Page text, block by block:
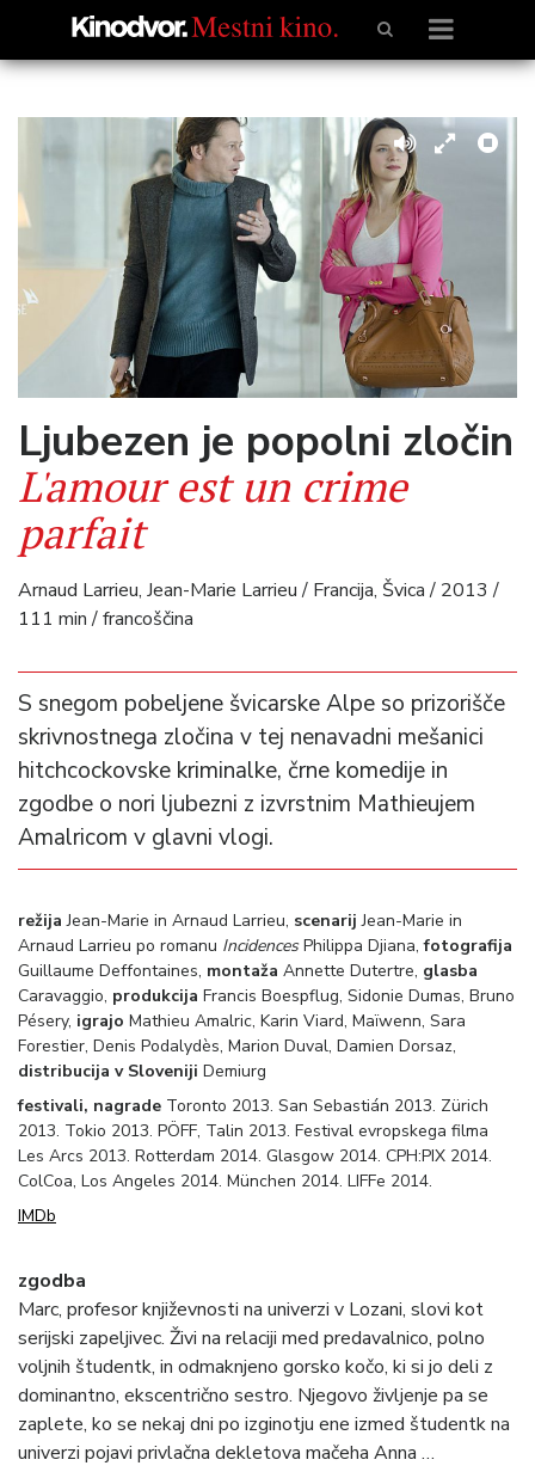
Ljubezen je popolni zločin
L'amour est un crime
parfait
Arnaud Larrieu, Jean-Marie Larrieu / Francija, Švica / 2013 /
111 min / francoščina
S snegom pobeljene švicarske Alpe so prizorišče
skrivnostnega zločina v tej nenavadni mešanici
hitchcockovske kriminalke, črne komedije in
zgodbe o nori ljubezni z izvrstnim Mathieujem
Amalricom v glavni vlogi.
režijaJean-Marie in Arnaud Larrieu, scenarijJean-Marie in
Arnaud Larrieu po romanu IncidencesPhilippa Djiana,fotografija
Guillaume Deffontaines, montaža Annette Dutertre, glasba
Caravaggio, produkcija Francis Boespflug, Sidonie Dumas, Bruno
Pésery, igrajo Mathieu Amalric, Karin Viard, Maïwenn, Sara
Forestier, Denis Podalydès, Marion Duval, Damien Dorsaz,
distribucija v Sloveniji Demiurg
festivali, nagrade Toronto 2013. San Sebastián 2013. Zürich
2013. Tokio 2013. PÖFF, Talin 2013. Festival evropskega filma
Les Arcs 2013. Rotterdam 2014. Glasgow 2014. CPH:PIX 2014.
ColCoa, Los Angeles 2014. München 2014. LIFFe 2014.
IMDb
zgodba
Marc, profesor književnosti na univerzi v Lozani, slovi kot
serijski zapeljivec. Živi na relaciji med predavalnico, polno
voljnih študentk, in odmaknjeno gorsko kočo, ki si jo deli z
dominantno, ekscentrično sestro. Njegovo življenje pa se
zaplete, ko se nekaj dni po izginotju ene izmed študentk na
univerzi pojavi privlačna dekletova mačeha Anna …